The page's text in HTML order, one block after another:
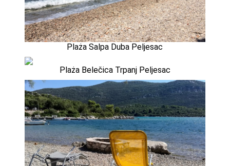
Plaża Salpa Duba Peljesac
Plaża Belečica Trpanj Peljesac